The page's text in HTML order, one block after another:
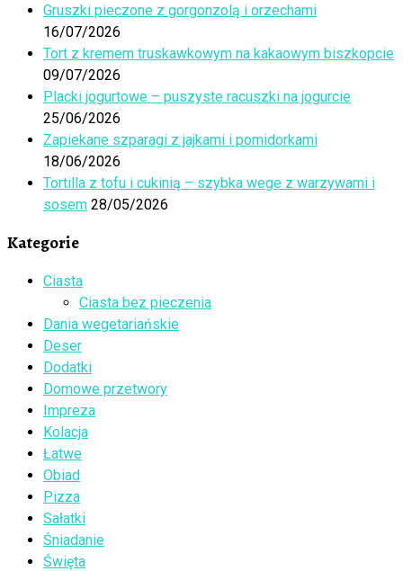
Gruszki pieczone z gorgonzolą i orzechami
16/07/2026
Tort z kremem truskawkowym na kakaowym biszkopcie
09/07/2026
Placki jogurtowe – puszyste racuszki na jogurcie
25/06/2026
Zapiekane szparagi z jajkami i pomidorkami
18/06/2026
Tortilla z tofu i cukinią – szybka wege z warzywami i
sosem 28/05/2026
Kategorie
Ciasta
Ciasta bez pieczenia
Dania wegetariańskie
Deser
Dodatki
Domowe przetwory
Impreza
Kolacja
Łatwe
Obiad
Pizza
Sałatki
Śniadanie
Święta